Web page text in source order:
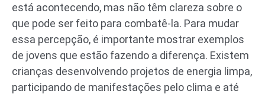
está acontecendo, mas não têm clareza sobre o
que pode ser feito para combatê-la. Para mudar
essa percepção, é importante mostrar exemplos
de jovens que estão fazendo a diferença. Existem
crianças desenvolvendo projetos de energia limpa,
participando de manifestações pelo clima e até